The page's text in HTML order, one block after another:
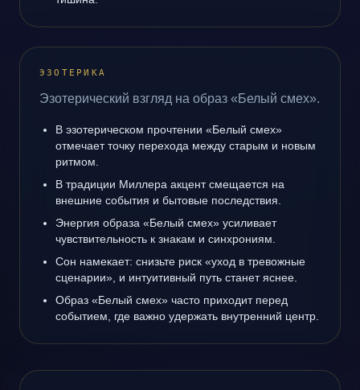
ЭЗОТЕРИКА
Эзотерический взгляд на образ «Белый смех».
В эзотерическом прочтении «Белый смех»
отмечает точку перехода между старым и новым
ритмом.
В традиции Миллера акцент смещается на
внешние события и бытовые последствия.
Энергия образа «Белый смех» усиливает
чувствительность к знакам и синхрониям.
Сон намекает: снизьте риск «уход в тревожные
сценарии», и интуитивный путь станет яснее.
Образ «Белый смех» часто приходит перед
событием, где важно удержать внутренний центр.